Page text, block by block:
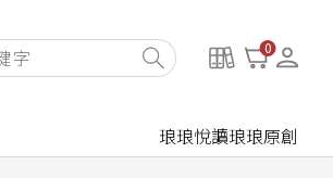
0
琅琅悅讀琅琅原創